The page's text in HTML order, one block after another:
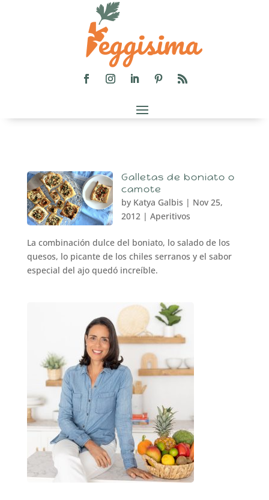
Galletas de boniato o
camote
by Katya Galbis | Nov 25,
2012 |Aperitivos
La combinación dulce del boniato, lo salado de los
quesos, lo picante de los chiles serranos y el sabor
especial del ajo quedó increíble.